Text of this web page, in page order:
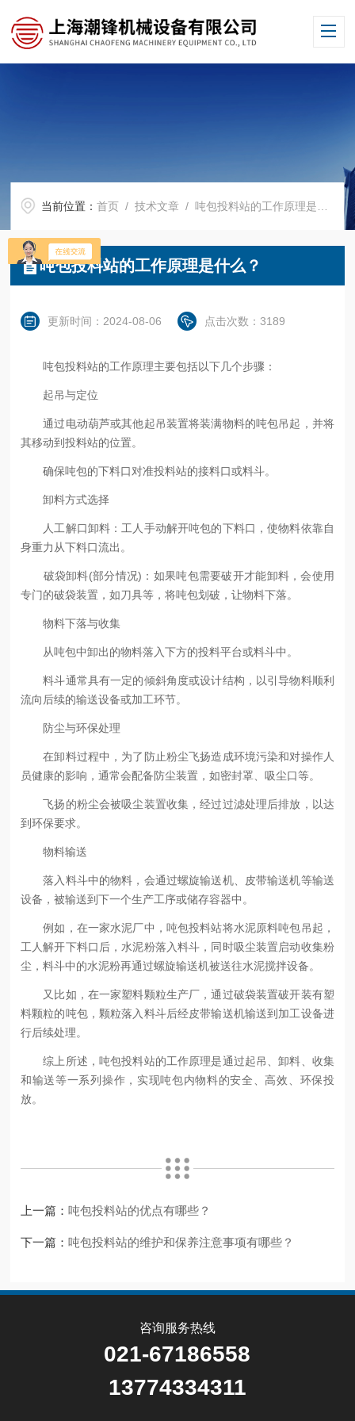
当前位置：首页 /技术文章 / 吨包投料站的工作原理是什么？
吨包投料站的工作原理是什么？
更新时间：2024-08-06 点击次数：3189
吨包投料站的工作原理主要包括以下几个步骤：
起吊与定位
通过电动葫芦或其他起吊装置将装满物料的吨包吊起，并将
其移动到投料站的位置。
确保吨包的下料口对准投料站的接料口或料斗。
卸料方式选择
人工解口卸料：工人手动解开吨包的下料口，使物料依靠自
身重力从下料口流出。
破袋卸料(部分情况)：如果吨包需要破开才能卸料，会使用
专门的破袋装置，如刀具等，将吨包划破，让物料下落。
物料下落与收集
从吨包中卸出的物料落入下方的投料平台或料斗中。
料斗通常具有一定的倾斜角度或设计结构，以引导物料顺利
流向后续的输送设备或加工环节。
防尘与环保处理
在卸料过程中，为了防止粉尘飞扬造成环境污染和对操作人
员健康的影响，通常会配备防尘装置，如密封罩、吸尘口等。
飞扬的粉尘会被吸尘装置收集，经过过滤处理后排放，以达
到环保要求。
物料输送
落入料斗中的物料，会通过螺旋输送机、皮带输送机等输送
设备，被输送到下一个生产工序或储存容器中。
例如，在一家水泥厂中，吨包投料站将水泥原料吨包吊起，
工人解开下料口后，水泥粉落入料斗，同时吸尘装置启动收集粉
尘，料斗中的水泥粉再通过螺旋输送机被送往水泥搅拌设备。
又比如，在一家塑料颗粒生产厂，通过破袋装置破开装有塑
料颗粒的吨包，颗粒落入料斗后经皮带输送机输送到加工设备进
行后续处理。
综上所述，吨包投料站的工作原理是通过起吊、卸料、收集
和输送等一系列操作，实现吨包内物料的安全、高效、环保投
放。
上一篇：吨包投料站的优点有哪些？
下一篇：吨包投料站的维护和保养注意事项有哪些？
咨询服务热线
021-67186558
13774334311